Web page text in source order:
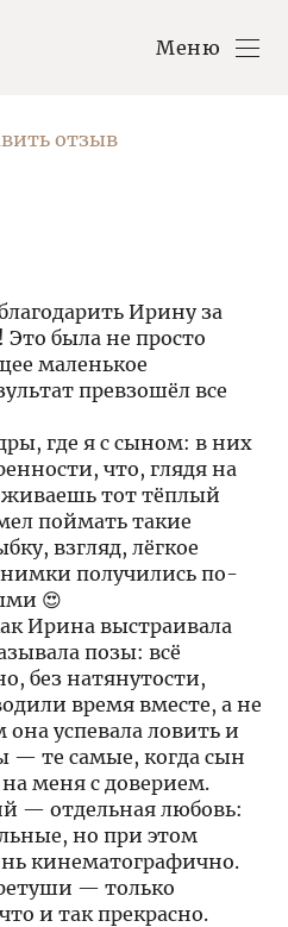
Меню
отзыв
Ирину за
была не просто
маленькое
превзошёл все
где я с сыном: в них
что, глядя на
тот тёплый
поймать такие
взгляд, лёгкое
получились по-
😍
Ирина выстраивала
позы: всё
без натянутости,
время вместе, а не
успевала ловить и
те самые, когда сын
меня с доверием.
— отдельная любовь:
но при этом
кинематографично.
— только
и так прекрасно.